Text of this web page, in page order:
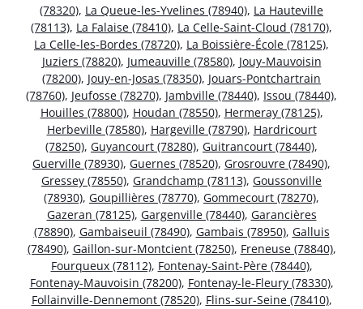
(78320), La Queue-les-Yvelines (78940), La Hauteville
(78113), La Falaise (78410), La Celle-Saint-Cloud (78170),
La Celle-les-Bordes (78720), La Boissière-École (78125),
Juziers (78820), Jumeauville (78580), Jouy-Mauvoisin
(78200), Jouy-en-Josas (78350), Jouars-Pontchartrain
(78760), Jeufosse (78270), Jambville (78440), Issou (78440),
Houilles (78800), Houdan (78550), Hermeray (78125),
Herbeville (78580), Hargeville (78790), Hardricourt
(78250), Guyancourt (78280), Guitrancourt (78440),
Guerville (78930), Guernes (78520), Grosrouvre (78490),
Gressey (78550), Grandchamp (78113), Goussonville
(78930), Goupillières (78770), Gommecourt (78270),
Gazeran (78125), Gargenville (78440), Garancières
(78890), Gambaiseuil (78490), Gambais (78950), Galluis
(78490), Gaillon-sur-Montcient (78250), Freneuse (78840),
Fourqueux (78112), Fontenay-Saint-Père (78440),
Fontenay-Mauvoisin (78200), Fontenay-le-Fleury (78330),
Follainville-Dennemont (78520), Flins-sur-Seine (78410),